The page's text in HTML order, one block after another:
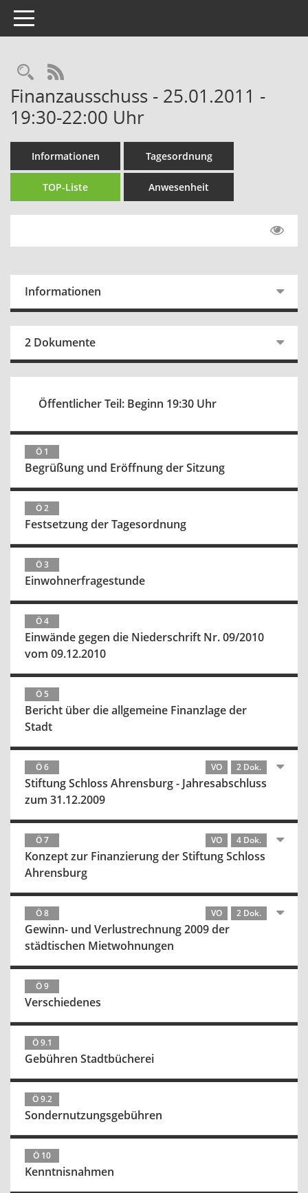
Toggle navigation
Rechercheauswahl
RSS-Feed
Finanzausschuss - 25.01.2011 -
19:30-22:00 Uhr
Informationen Tagesordnung
TOP-Liste Anwesenheit
Informationen
2 Dokumente
Öffentlicher Teil: Beginn 19:30 Uhr
Ö 1
Begrüßung und Eröffnung der Sitzung
Ö 2
Festsetzung der Tagesordnung
Ö 3
Einwohnerfragestunde
Ö 4
Einwände gegen die Niederschrift Nr. 09/2010
vom 09.12.2010
Ö 5
Bericht über die allgemeine Finanzlage der
Stadt
Ö 6 VO 2 Dok.
Stiftung Schloss Ahrensburg - Jahresabschluss
zum 31.12.2009
Ö 7 VO 4 Dok.
Konzept zur Finanzierung der Stiftung Schloss
Ahrensburg
Ö 8 VO 2 Dok.
Gewinn- und Verlustrechnung 2009 der
städtischen Mietwohnungen
Ö 9
Verschiedenes
Ö 9.1
Gebühren Stadtbücherei
Ö 9.2
Sondernutzungsgebühren
Ö 10
Kenntnisnahmen